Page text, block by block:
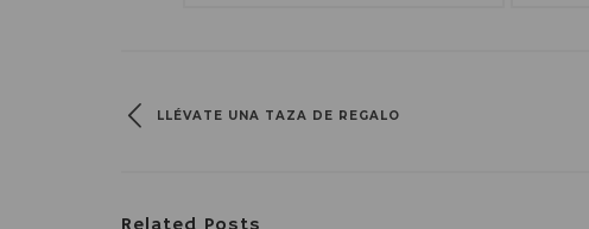
LLÉVATE UNA TAZA DE REGALO